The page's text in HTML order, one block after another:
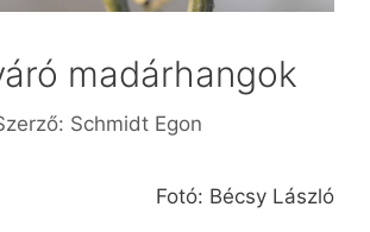
madárhangok
Schmidt Egon
Fotó: Bécsy László